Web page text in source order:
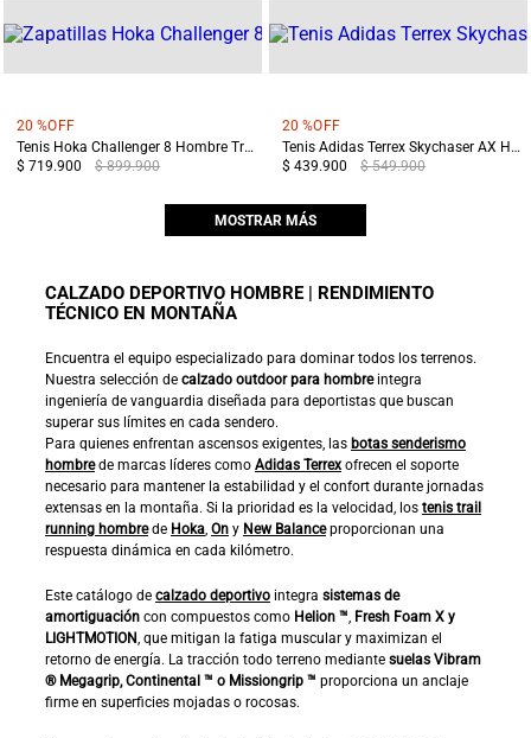
20 %OFF
Tenis Hoka Challenger 8 Hombre Trail Running Azul/Gris
$ 719.900
$ 899.900
20 %OFF
Tenis Adidas Terrex Skychaser AX Hombre Gris/Negro
$ 439.900
$ 549.900
MOSTRAR MÁS
CALZADO DEPORTIVO HOMBRE | RENDIMIENTO
TÉCNICO EN MONTAÑA
Encuentra el equipo especializado para dominar todos los terrenos.
Nuestra selección de calzado outdoor para hombreintegra
ingeniería de vanguardia diseñada para deportistas que buscan
superar sus límites en cada sendero.
Para quienes enfrentan ascensos exigentes, las botas senderismo
hombrede marcas líderes como Adidas Terrexofrecen el soporte
necesario para mantener la estabilidad y el confort durante jornadas
extensas en la montaña. Si la prioridad es la velocidad, los tenis trail
running hombrede Hoka, On y New Balanceproporcionan una
respuesta dinámica en cada kilómetro.
Este catálogo de calzado deportivo integra sistemas de
amortiguación con compuestos como Helion ™, Fresh Foam X y
LIGHTMOTION, que mitigan la fatiga muscular y maximizan el
retorno de energía. La tracción todo terreno mediante suelas Vibram
® Megagrip, Continental ™ o Missiongrip ™ proporciona un anclaje
firme en superficies mojadas o rocosas.